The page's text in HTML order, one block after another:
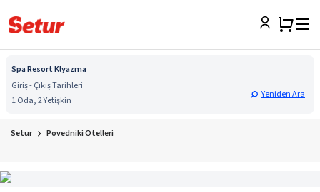
Spa Resort Klyazma
Giriş - Çıkış Tarihleri
1 Oda, 2 Yetişkin
Yeniden Ara
Setur Povedniki Otelleri